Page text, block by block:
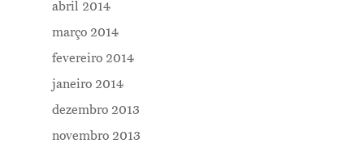
abril 2014
março 2014
fevereiro 2014
janeiro 2014
dezembro 2013
novembro 2013